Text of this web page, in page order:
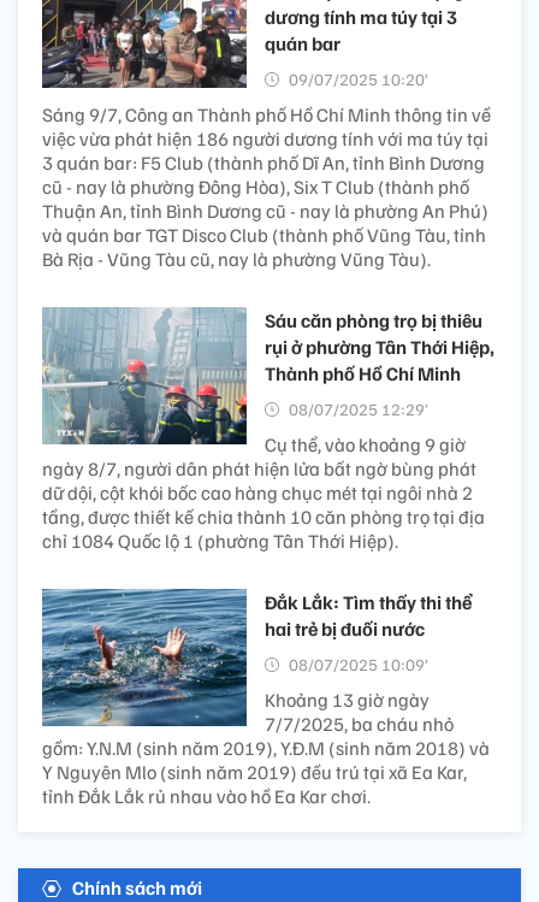
dương tính ma túy tại 3
quán bar
09/07/2025 10:20’
Sáng 9/7, Công an Thành phố Hồ Chí Minh thông tin về
việc vừa phát hiện 186 người dương tính với ma túy tại
3 quán bar: F5 Club (thành phố Dĩ An, tỉnh Bình Dương
cũ - nay là phường Đông Hòa), Six T Club (thành phố
Thuận An, tỉnh Bình Dương cũ - nay là phường An Phú)
và quán bar TGT Disco Club (thành phố Vũng Tàu, tỉnh
Bà Rịa - Vũng Tàu cũ, nay là phường Vũng Tàu).
Sáu căn phòng trọ bị thiêu
rụi ở phường Tân Thới Hiệp,
Thành phố Hồ Chí Minh
08/07/2025 12:29’
Cụ thể, vào khoảng 9 giờ
ngày 8/7, người dân phát hiện lửa bất ngờ bùng phát
dữ dội, cột khói bốc cao hàng chục mét tại ngôi nhà 2
tầng, được thiết kế chia thành 10 căn phòng trọ tại địa
chỉ 1084 Quốc lộ 1 (phường Tân Thới Hiệp).
Đắk Lắk: Tìm thấy thi thể
hai trẻ bị đuối nước
08/07/2025 10:09’
Khoảng 13 giờ ngày
7/7/2025, ba cháu nhỏ
gồm: Y.N.M (sinh năm 2019), Y.Đ.M (sinh năm 2018) và
Y Nguyên Mlo (sinh năm 2019) đều trú tại xã Ea Kar,
tỉnh Đắk Lắk rủ nhau vào hồ Ea Kar chơi.
Chính sách mới